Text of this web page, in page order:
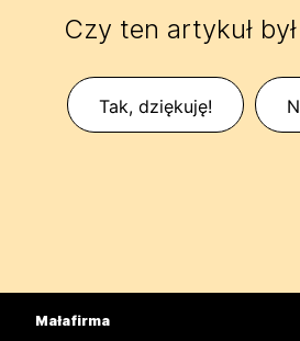
Czy ten artykuł
Tak, dziękuję!
Mała firma